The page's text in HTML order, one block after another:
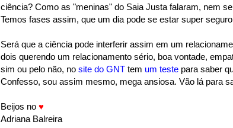
ciência? Como as "meninas" do Saia Justa falaram, nem
Temos fases assim, que um dia pode se estar super
Será que a ciência pode interferir assim em um
dois querendo um relacionamento sério, boa vontade,
sim ou pelo não, no site do GNT tem um teste para saber
Confesso, sou assim mesmo, mega ansiosa. Vão lá para
Beijos no ♥
Adriana Balreira